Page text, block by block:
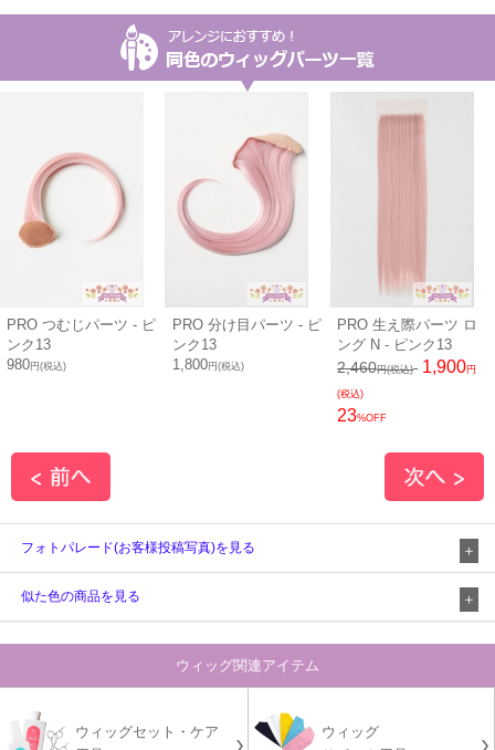
PRO つむじパーツ - ピ
ンク13
980円(税込)
PRO 分け目パーツ - ピ
ンク13
1,800円(税込)
PRO 生え際パーツ ロ
ング N - ピンク13
2,460円(税込) 1,900円
(税込)
23%OFF
フォトパレード(お客様投稿写真)を見る
似た色の商品を見る
ウィッグ関連アイテム
ウィッグセット・ケア
ウィッグ